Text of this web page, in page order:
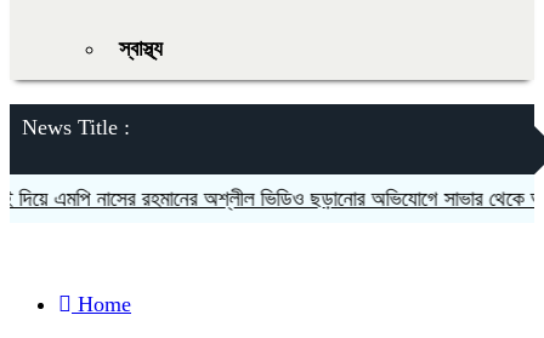
স্বাস্থ্য
News Title :
এমপি নাসের রহমানের অশ্লীল ভিডিও ছড়ানোর অভিযোগে সাভার থেকে
Home